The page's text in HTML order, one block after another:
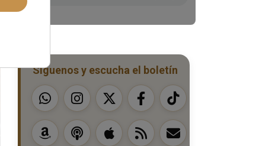
Síguenos y escucha el boletín